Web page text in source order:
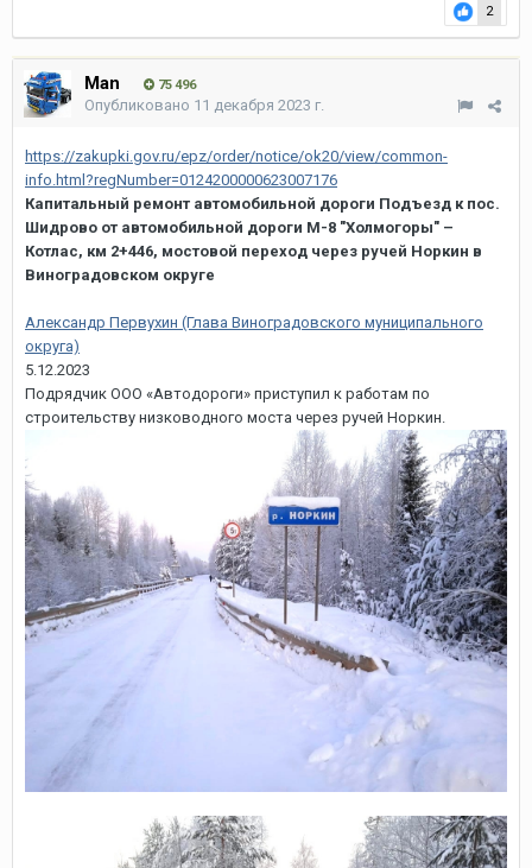
2
Man 75 496
Опубликовано 11 декабря 2023 г.
https://zakupki.gov.ru/epz/order/notice/ok20/view/common-
info.html?regNumber=0124200000623007176
Капитальный ремонт автомобильной дороги Подъезд к пос.
Шидрово от автомобильной дороги М-8 "Холмогоры" –
Котлас, км 2+446, мостовой переход через ручей Норкин в
Виноградовском округе
Александр Первухин (Глава Виноградовского муниципального
округа)
5.12.2023
Подрядчик ООО «Автодороги» приступил к работам по
строительству низководного моста через ручей Норкин.